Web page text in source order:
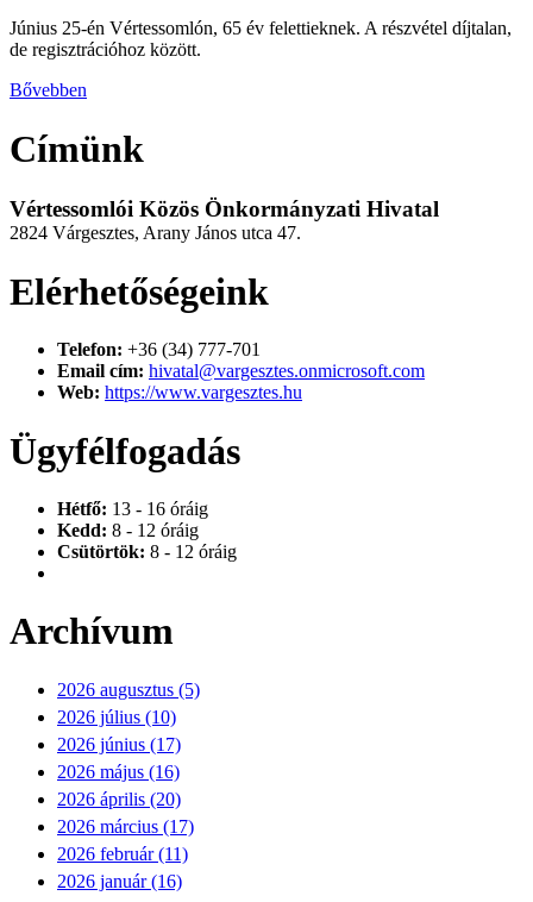
Június 25-én Vértessomlón, 65 év felettieknek. A részvétel díjtalan,
de regisztrációhoz között.
Bővebben
Címünk
Vértessomlói Közös Önkormányzati Hivatal
2824 Várgesztes, Arany János utca 47.
Elérhetőségeink
Telefon: +36 (34) 777-701
Email cím: hivatal@vargesztes.onmicrosoft.com
Web: https://www.vargesztes.hu
Ügyfélfogadás
Hétfő: 13 - 16 óráig
Kedd: 8 - 12 óráig
Csütörtök: 8 - 12 óráig
Archívum
2026 augusztus (5)
2026 július (10)
2026 június (17)
2026 május (16)
2026 április (20)
2026 március (17)
2026 február (11)
2026 január (16)